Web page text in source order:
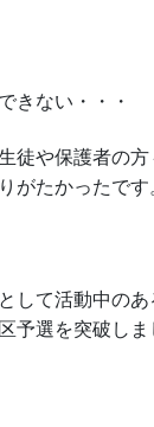
きない・・・
徒や保護者の
がたかったです
して活動中の
予選を突破しま